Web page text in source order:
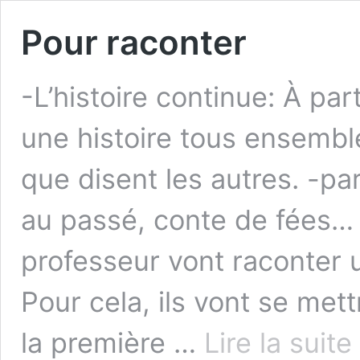
Pour raconter
-L’histoire continue: À
une histoire tous
que disent les autres. -
au passé, conte de
professeur vont raconter
Pour cela, ils vont se
la première … Lire la suite